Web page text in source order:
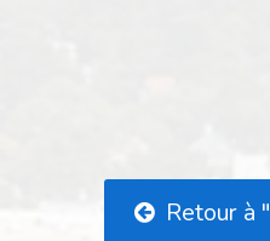
Retour à "